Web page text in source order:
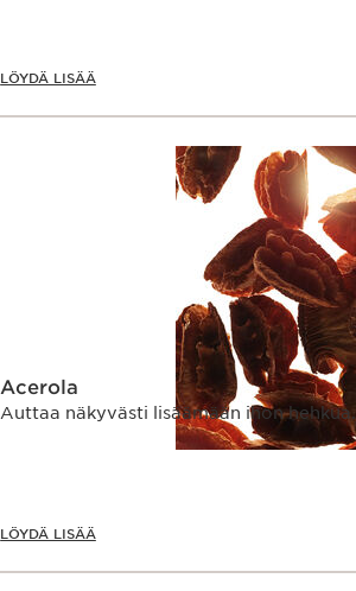
LÖYDÄ LISÄÄ
Acerola
Auttaa näkyvästi lisäämään ihon hehkua.
LÖYDÄ LISÄÄ